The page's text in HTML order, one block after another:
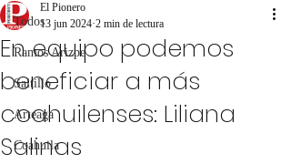
Todos
Ramos Arizpe
Saltillo
Arteaga
Coahuila
En equipo podemos
beneficiar a más
coahuilenses: Liliana
Salinas
El Pionero
13 jun 2024 2 min de lectura